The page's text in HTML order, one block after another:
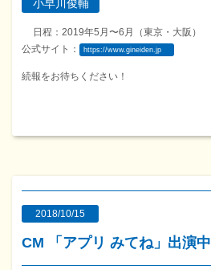
小早川俊輔
日程：2019年5月〜6月（東京・大阪）
公式サイト：
https://www.gineiden.jp
続報をお待ちください！
2018/10/15
CM 「アプリ みてね」出演中